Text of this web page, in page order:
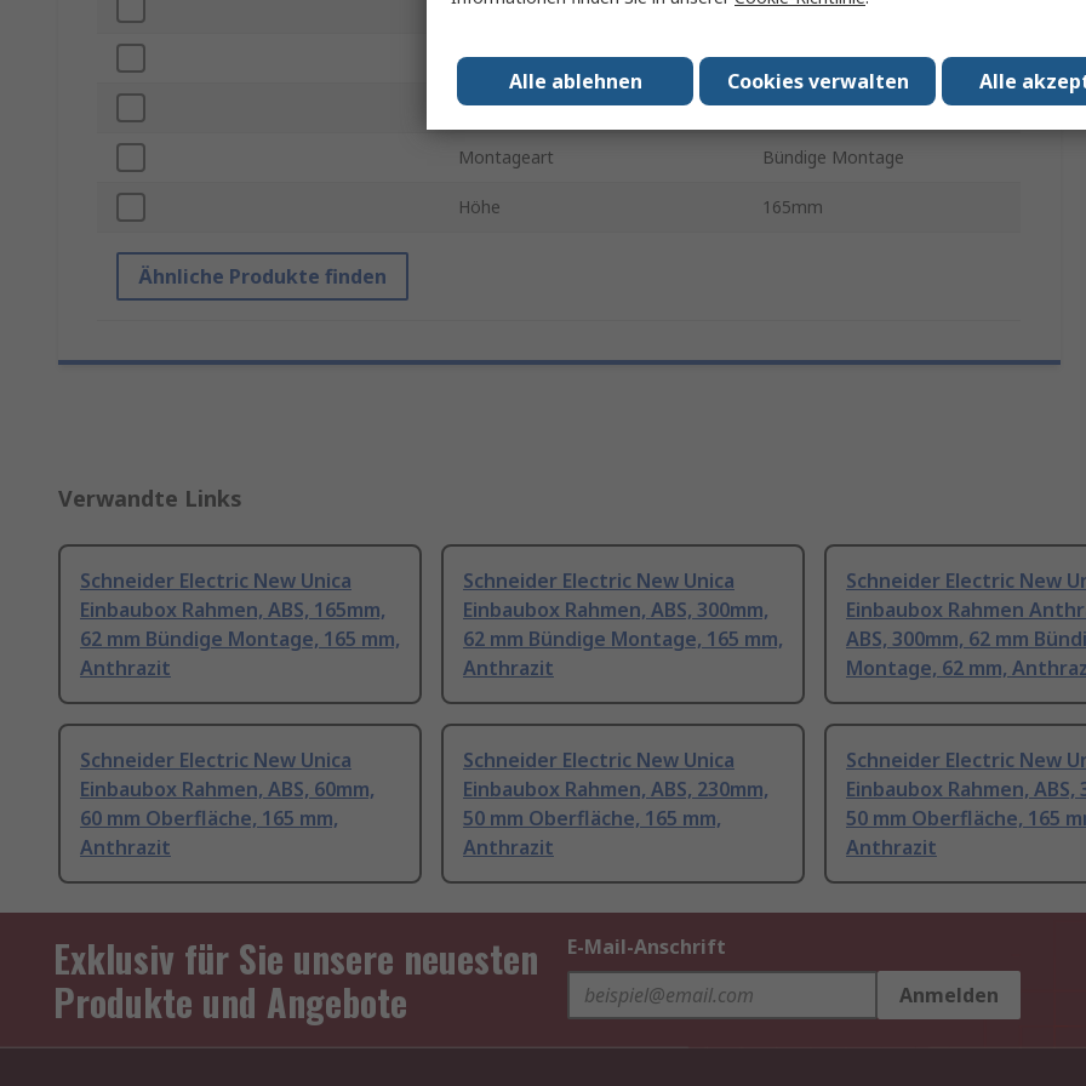
Farbe Anthrazit
Normen/Zulassungen RoHS
Reihe New Unica
Montageart Bündige Montage
Höhe 165mm
Ähnliche Produkte finden
Verwandte Links
Schneider Electric New Unica
Einbaubox Rahmen, ABS, 165mm,
62 mm Bündige Montage, 165 mm,
Anthrazit
Schneider Electric New Unica
Einbaubox Rahmen, ABS, 300mm,
62 mm Bündige Montage, 165 mm,
Anthrazit
Schneider Electric New
Einbaubox Rahmen
ABS, 300mm, 62 mm
Montage, 62 mm,
Schneider Electric New Unica
Einbaubox Rahmen, ABS, 60mm,
60 mm Oberfläche, 165 mm,
Anthrazit
Schneider Electric New Unica
Einbaubox Rahmen, ABS, 230mm,
50 mm Oberfläche, 165 mm,
Anthrazit
Schneider Electric New
Einbaubox Rahmen, ABS,
50 mm Oberfläche, 165
Anthrazit
Exklusiv für Sie unsere neuesten
Produkte und Angebote
E-Mail-Anschrift
Anmelden
Alle
Cookies verwalten
Alle ablehnen